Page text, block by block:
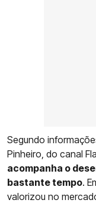
Segundo
Pinheiro, do canal
acompanha o
bastante tempo.
valorizou no